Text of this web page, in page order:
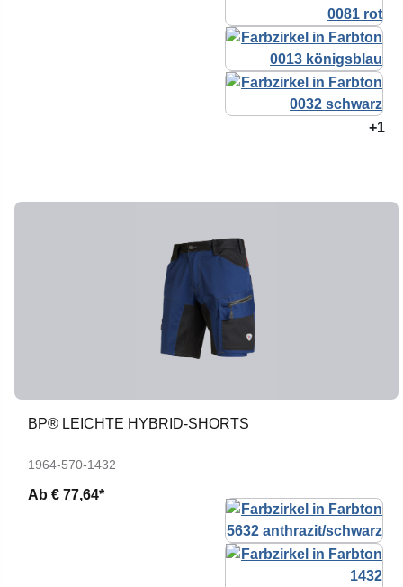
+1
BP® LEICHTE HYBRID-SHORTS
1964-570-1432
Ab € 77,64*